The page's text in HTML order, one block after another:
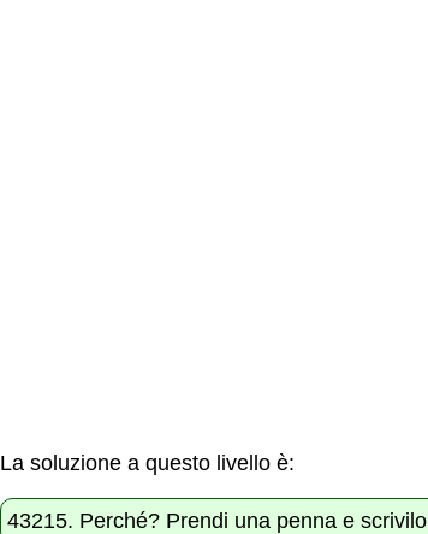
La soluzione a questo livello è:
43215. Perché? Prendi una penna e